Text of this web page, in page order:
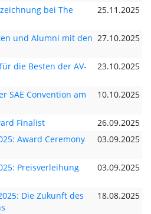
bei The
25.11.2025
und Alumni mit den 27.10.2025
die Besten der AV-
23.10.2025
SAE Convention am
10.10.2025
Finalist
26.09.2025
Award Ceremony
03.09.2025
Preisverleihung
03.09.2025
Die Zukunft des
18.08.2025